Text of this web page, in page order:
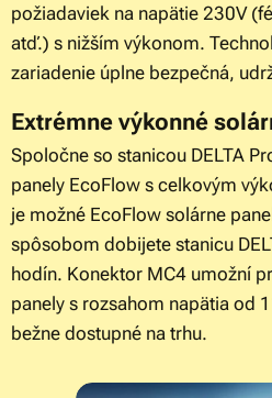
požiadaviek na napätie 230V
atď.) s nižším výkonom.
zariadenie úplne bezpečná,
Extrémne výkonné
Spoločne so stanicou DELTA
panely EcoFlow s celkovým
je možné EcoFlow solárne
spôsobom dobijete stanicu
hodín. Konektor MC4 umožní
panely s rozsahom napätia od
bežne dostupné na trhu.